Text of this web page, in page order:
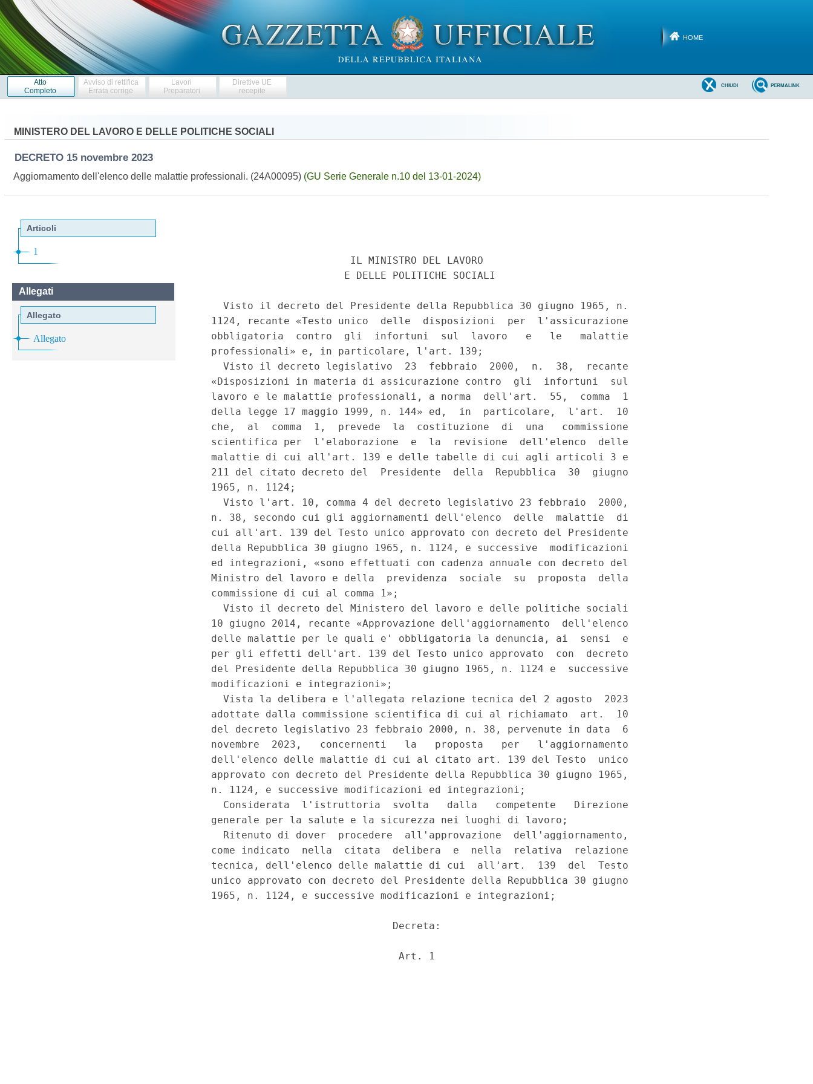
HOME
Atto
Completo
Avviso di rettifica
Errata corrige
Lavori
Preparatori
Direttive UE
recepite
PERMALINK
CHIUDI
MINISTERO DEL LAVORO E DELLE POLITICHE SOCIALI
DECRETO 15 novembre 2023
Aggiornamento dell'elenco delle malattie professionali. (24A00095) (GU Serie Generale n.10 del 13-01-2024)